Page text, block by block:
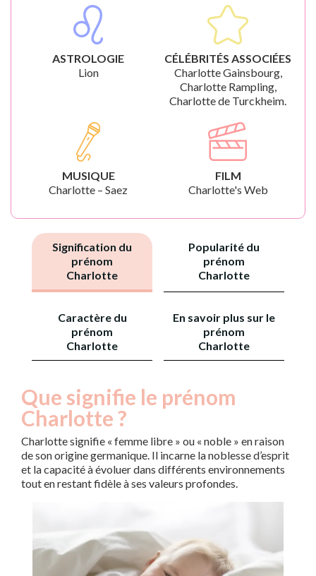
ASTROLOGIE
Lion
CÉLÉBRITÉS ASSOCIÉES
Charlotte Gainsbourg,
Charlotte Rampling,
Charlotte de Turckheim.
MUSIQUE
Charlotte – Saez
FILM
Charlotte's Web
Signification du
prénom
Charlotte
Popularité du
prénom
Charlotte
Caractère du
prénom
Charlotte
En savoir plus sur le
prénom
Charlotte
Que signifie le prénom
Charlotte ?
Charlotte signifie « femme libre » ou « noble » en raison
de son origine germanique. Il incarne la noblesse d’esprit
et la capacité à évoluer dans différents environnements
tout en restant fidèle à ses valeurs profondes.